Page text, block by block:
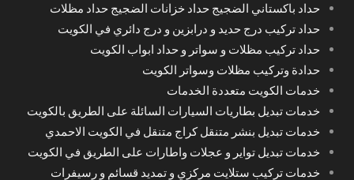
حداد باكستاني الضجيج حداد خزانات الضجيج حداد مظلات
حداد تركيب درج حديد و درابزين و درج دائري في الكويت
حداد تركيب مظلات و سواتر و حداد ابواب الكويت
حدادة وتركيب مظلات وسواتر الكويت
خدمات الكويت متعددة الخدمات
خدمات تبديل بطاريات السيارات السائلة على الطريق بالكويت
خدمات تبديل بنشر متنقل كراج متنقل في الكويت الاحمدي
خدمات تبديل تواير و عجلات واطارات على الطريق في الكويت
خدمات تركيب ستلايت مركزي و تمديد قسائم و رسيفرات